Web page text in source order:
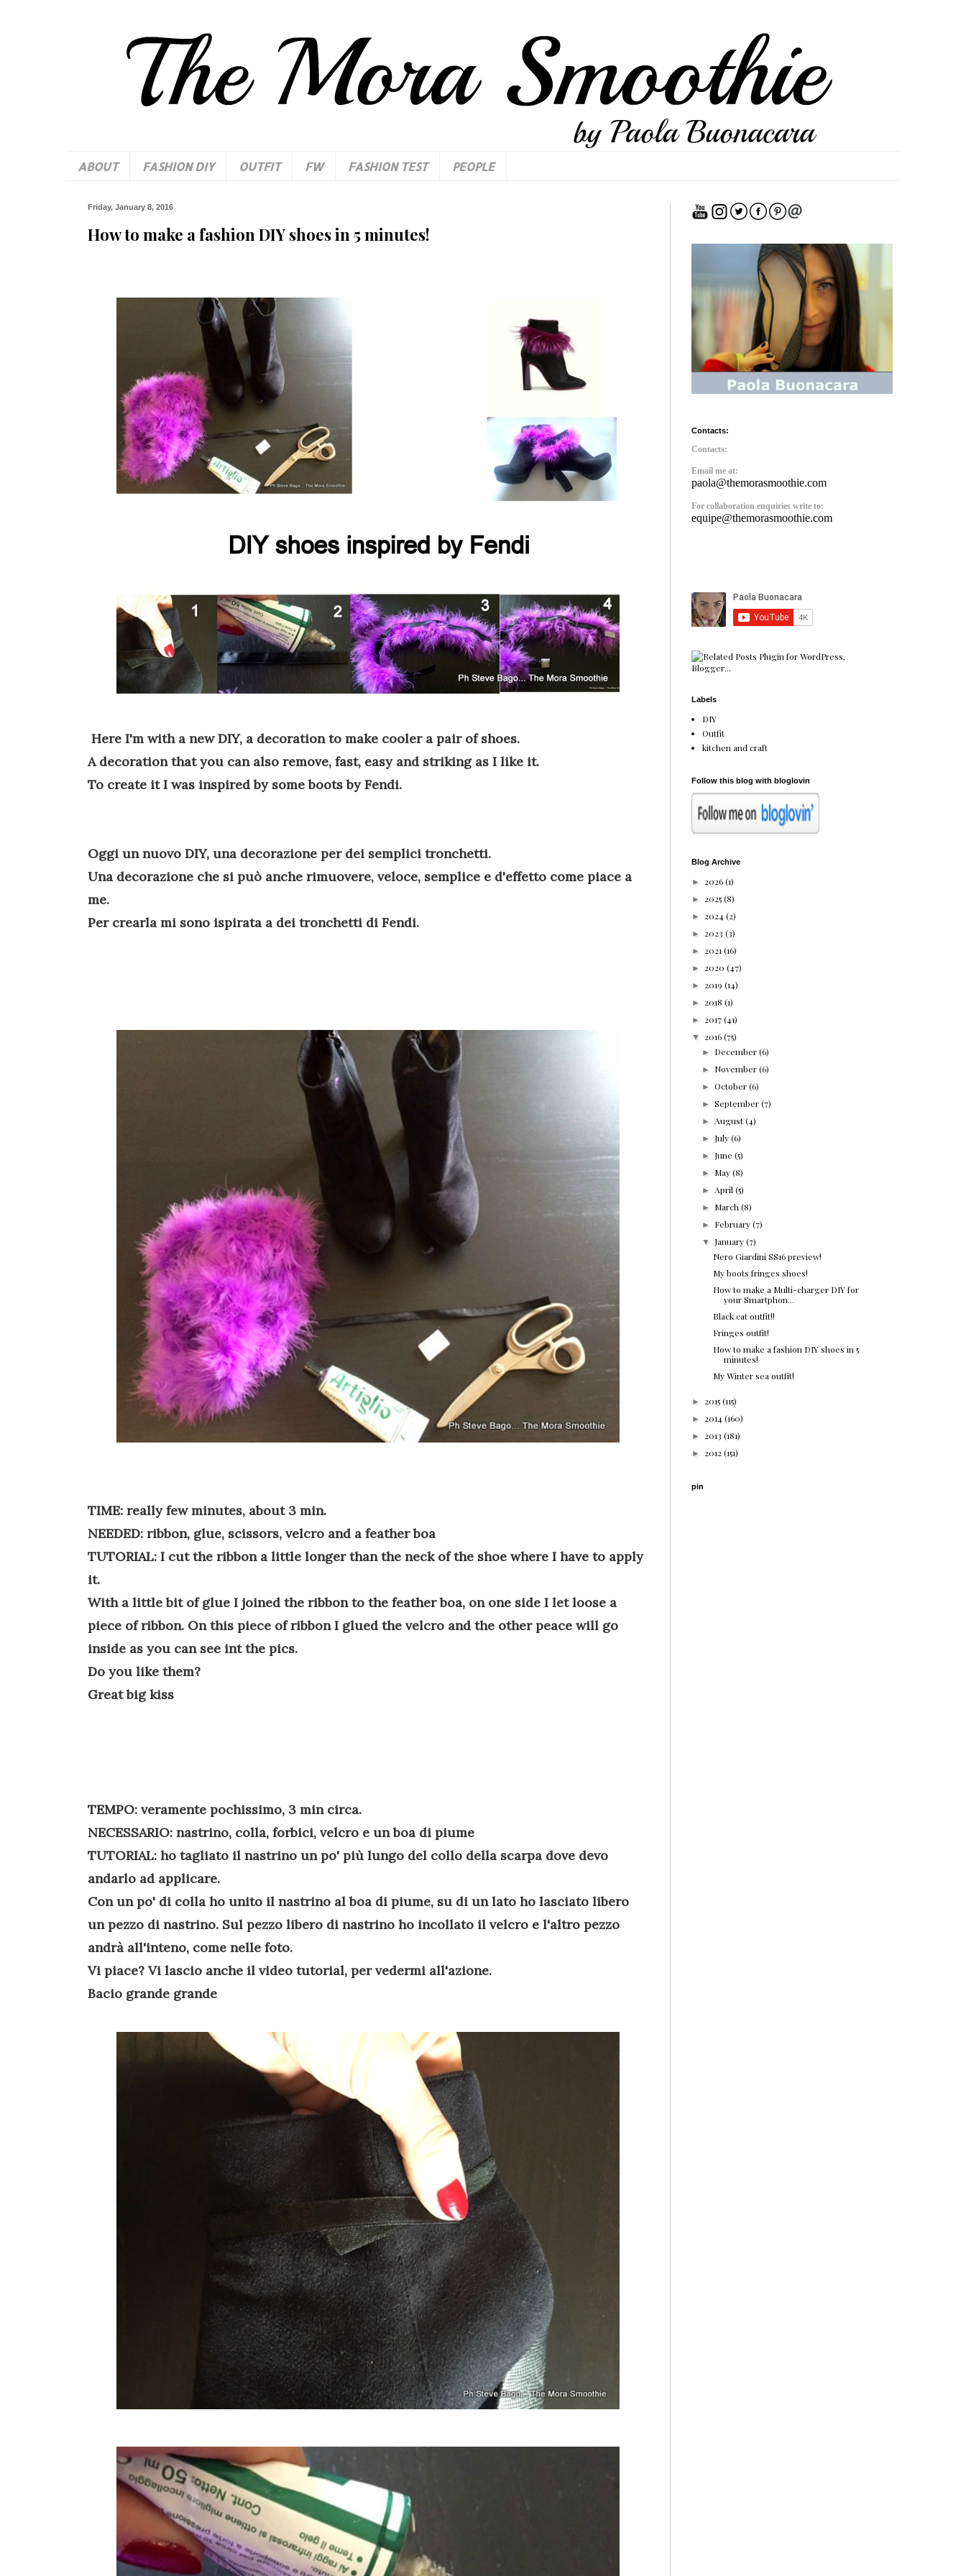
ABOUT FASHION DIY OUTFIT FW FASHION TEST PEOPLE
Friday, January 8, 2016
How to make a fashion DIY shoes in 5 minutes!
Here I'm with a new DIY, a decoration to make cooler a pair of shoes.
A decoration that you can also remove, fast, easy and striking as I like it.
To create it I was inspired by some boots byFendi.
Oggi un nuovo DIY, una decorazione per dei semplici tronchetti.
Una decorazione che si può anche rimuovere, veloce, semplice e d'effetto come piace a
me.
Per crearla mi sono ispirata a dei tronchetti di Fendi.
TIME: really few minutes, about 3 min.
NEEDED: ribbon, glue, scissors, velcro and a feather boa
TUTORIAL: I cut the ribbon a little longer than the neck of the shoe where I have to apply
it.
With a little bit ofglue I joined the ribbon to the feather boa, on one side I let loose a
piece of ribbon. On this piece ofribbon I glued the velcro and the other peace will go
inside as you can see int the pics.
Do you like them?
Great big kiss
TEMPO: veramente pochissimo, 3 min circa.
NECESSARIO: nastrino, colla, forbici, velcro e un boa di piume
TUTORIAL: ho tagliato il nastrino un po' più lungo del collo della scarpa dove devo
andarlo ad applicare.
Con un po' di colla ho unito il nastrino al boa di piume, su di un lato ho lasciato libero
un pezzo di nastrino. Sul pezzo libero di nastrino ho incollato il velcro e l'altro pezzo
andrà all'inteno, come nelle foto.
Vi piace? Vi lascio anche il video tutorial, per vedermi all'azione.
Bacio grande grande
Contacts:
Contacts:
Email me at:
paola@themorasmoothie.com
For collaboration enquiries write to:
equipe@themorasmoothie.com
Labels
DIY
Outfit
kitchen and craft
Follow this blog with bloglovin
Blog Archive
► 2026(1)
► 2025(8)
► 2024 (2)
► 2023 (3)
► 2021 (16)
► 2020 (47)
► 2019 (14)
► 2018 (1)
► 2017(41)
▼ 2016(75)
► December(6)
► November(6)
►October(6)
►September(7)
►August(4)
► July(6)
► June(5)
► May(8)
►April(5)
► March(8)
► February(7)
▼ January(7)
Nero Giardini SS16 preview!
My boots fringes shoes!
How to make a Multi-charger DIY for
your Smartphon...
Black cat outfit!!
Fringes outfit!
How to make a fashion DIY shoes in 5
minutes!
My Winter sea outfit!
► 2015(115)
► 2014 (160)
► 2013 (181)
► 2012(151)
pin